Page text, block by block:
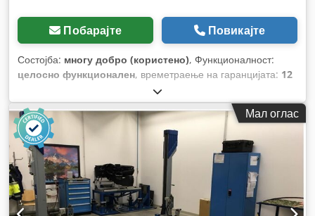
Побарајте Повикајте
Состојба: многу добро (користено), Функционалност:
целосно функционален, времетраење на гаранцијата: 12
1.050 мм
мм, вкупна висина:2.170 мм,
Мал оглас